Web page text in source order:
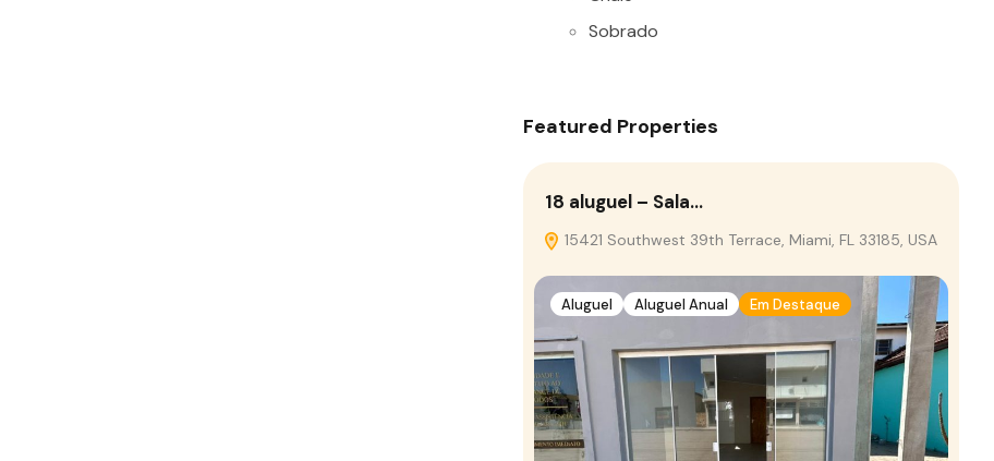
Sobrado
Featured Properties
18 aluguel – Sala…
15421 Southwest 39th Terrace, Miami, FL 33185, USA
Aluguel Aluguel Anual Em Destaque